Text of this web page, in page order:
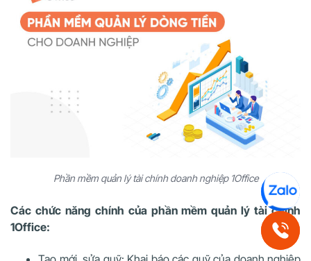
Phần mềm quản lý tài chính doanh nghiệp 1Office
Các chức năng chính của phần mềm quản lý tài chính
1Office: